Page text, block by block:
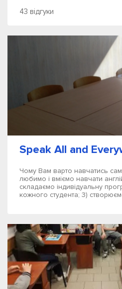
43 відгуки
Speak All and
Чому Вам варто навчатись
любимо і вміємо навчати
складаємо індивідуальну
кожного студента; 3)